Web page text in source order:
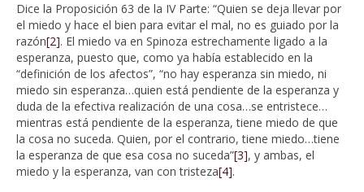
Dice la Proposición 63 de la IV Parte: “Quien se deja llevar por
el miedo y hace el bien para evitar el mal, no es guiado por la
razón[2]. El miedo va en Spinoza estrechamente ligado a la
esperanza, puesto que, como ya había establecido en la
“definición de los afectos”, “no hay esperanza sin miedo, ni
miedo sin esperanza…quien está pendiente de la esperanza y
duda de la efectiva realización de una cosa…se entristece…
mientras está pendiente de la esperanza, tiene miedo de que
la cosa no suceda. Quien, por el contrario, tiene miedo…tiene
la esperanza de que esa cosa no suceda”[3], y ambas, el
miedo y la esperanza, van con tristeza[4].